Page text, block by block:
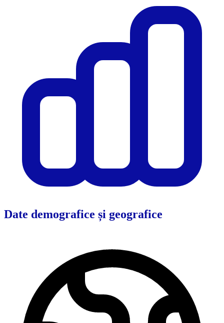
Date demografice și geografice